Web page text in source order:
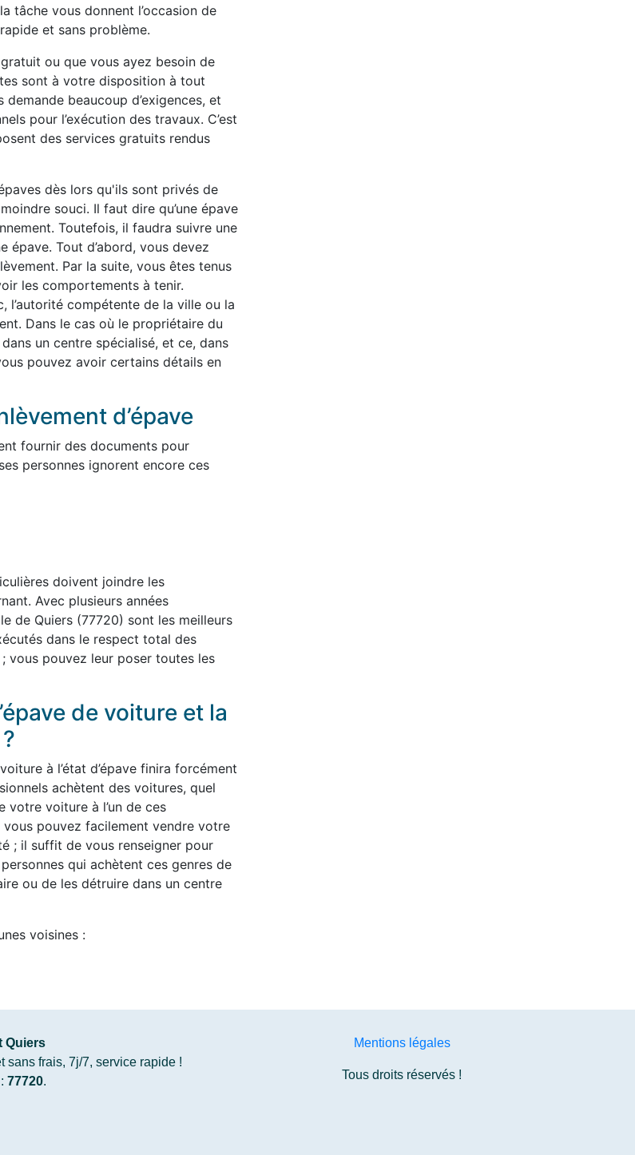
tâche vous donnent l’occasion de
et sans problème.
gratuit ou que vous ayez besoin de
sont à votre disposition à tout
demande beaucoup d’exigences, et
pour l’exécution des travaux. C’est
des services gratuits rendus
dès lors qu'ils sont privés de
souci. Il faut dire qu’une épave
Toutefois, il faudra suivre une
épave. Tout d’abord, vous devez
Par la suite, vous êtes tenus
les comportements à tenir.
l’autorité compétente de la ville ou la
Dans le cas où le propriétaire du
un centre spécialisé, et ce, dans
pouvez avoir certains détails en
d’épave
fournir des documents pour
personnes ignorent encore ces
doivent joindre les
Avec plusieurs années
de Quiers (77720) sont les meilleurs
dans le respect total des
vous pouvez leur poser toutes les
de voiture et la
à l’état d’épave finira forcément
achètent des voitures, quel
voiture à l’un de ces
vous pouvez facilement vendre votre
; il suffit de vous renseigner pour
qui achètent ces genres de
ou de les détruire dans un centre
voisines :
Quiers
sans frais, 7j/7, service rapide !
77720.
Mentions légales
Tous droits réservés !